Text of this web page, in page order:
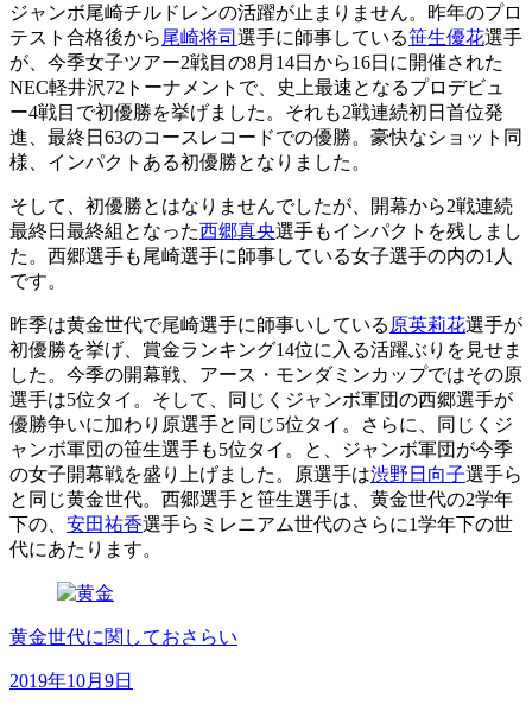
ジャンボ尾崎チルドレンの活躍が止まりません。昨年のプロ
テスト合格後から 尾崎将司 選手に師事している笹生優花選手
が、今季女子ツアー2戦目の8月14日から16日に開催された
NEC軽井沢72トーナメントで、史上最速となるプロデビュ
ー4戦目で初優勝を挙げました。それも2戦連続初日首位発
進、最終日63のコースレコードでの優勝。豪快なショット同
様、インパクトある初優勝となりました。
そして、初優勝とはなりませんでしたが、開幕から2戦連続
最終日最終組となった西郷真央選手もインパクトを残しまし
た。西郷選手も尾崎選手に師事している女子選手の内の1人
です。
昨季は黄金世代で尾崎選手に師事いしている 原英莉花選手が
初優勝を挙げ、賞金ランキング14位に入る活躍ぶりを見せま
した。今季の開幕戦、アース・モンダミンカップではその原
選手は5位タイ。そして、同じくジャンボ軍団の西郷選手が
優勝争いに加わり原選手と同じ5位タイ。さらに、同じくジ
ャンボ軍団の笹生選手も5位タイ。と、ジャンボ軍団が今季
の女子開幕戦を盛り上げました。原選手は渋野日向子選手ら
と同じ黄金世代。西郷選手と笹生選手は、黄金世代の2学年
下の、 安田祐香選手らミレニアム世代のさらに1学年下の世
代にあたります。
黄金世代に関しておさらい
2019年10月9日